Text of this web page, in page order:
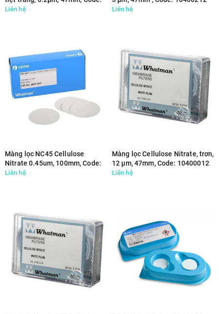
10401770
Liên hệ Liên hệ
Màng lọc NC45 Cellulose
Nitrate 0.45um, 100mm, Code:
10401121
Liên hệ
Màng lọc Cellulose Nitrate, trơn,
12 µm, 47mm, Code: 10400012
Liên hệ